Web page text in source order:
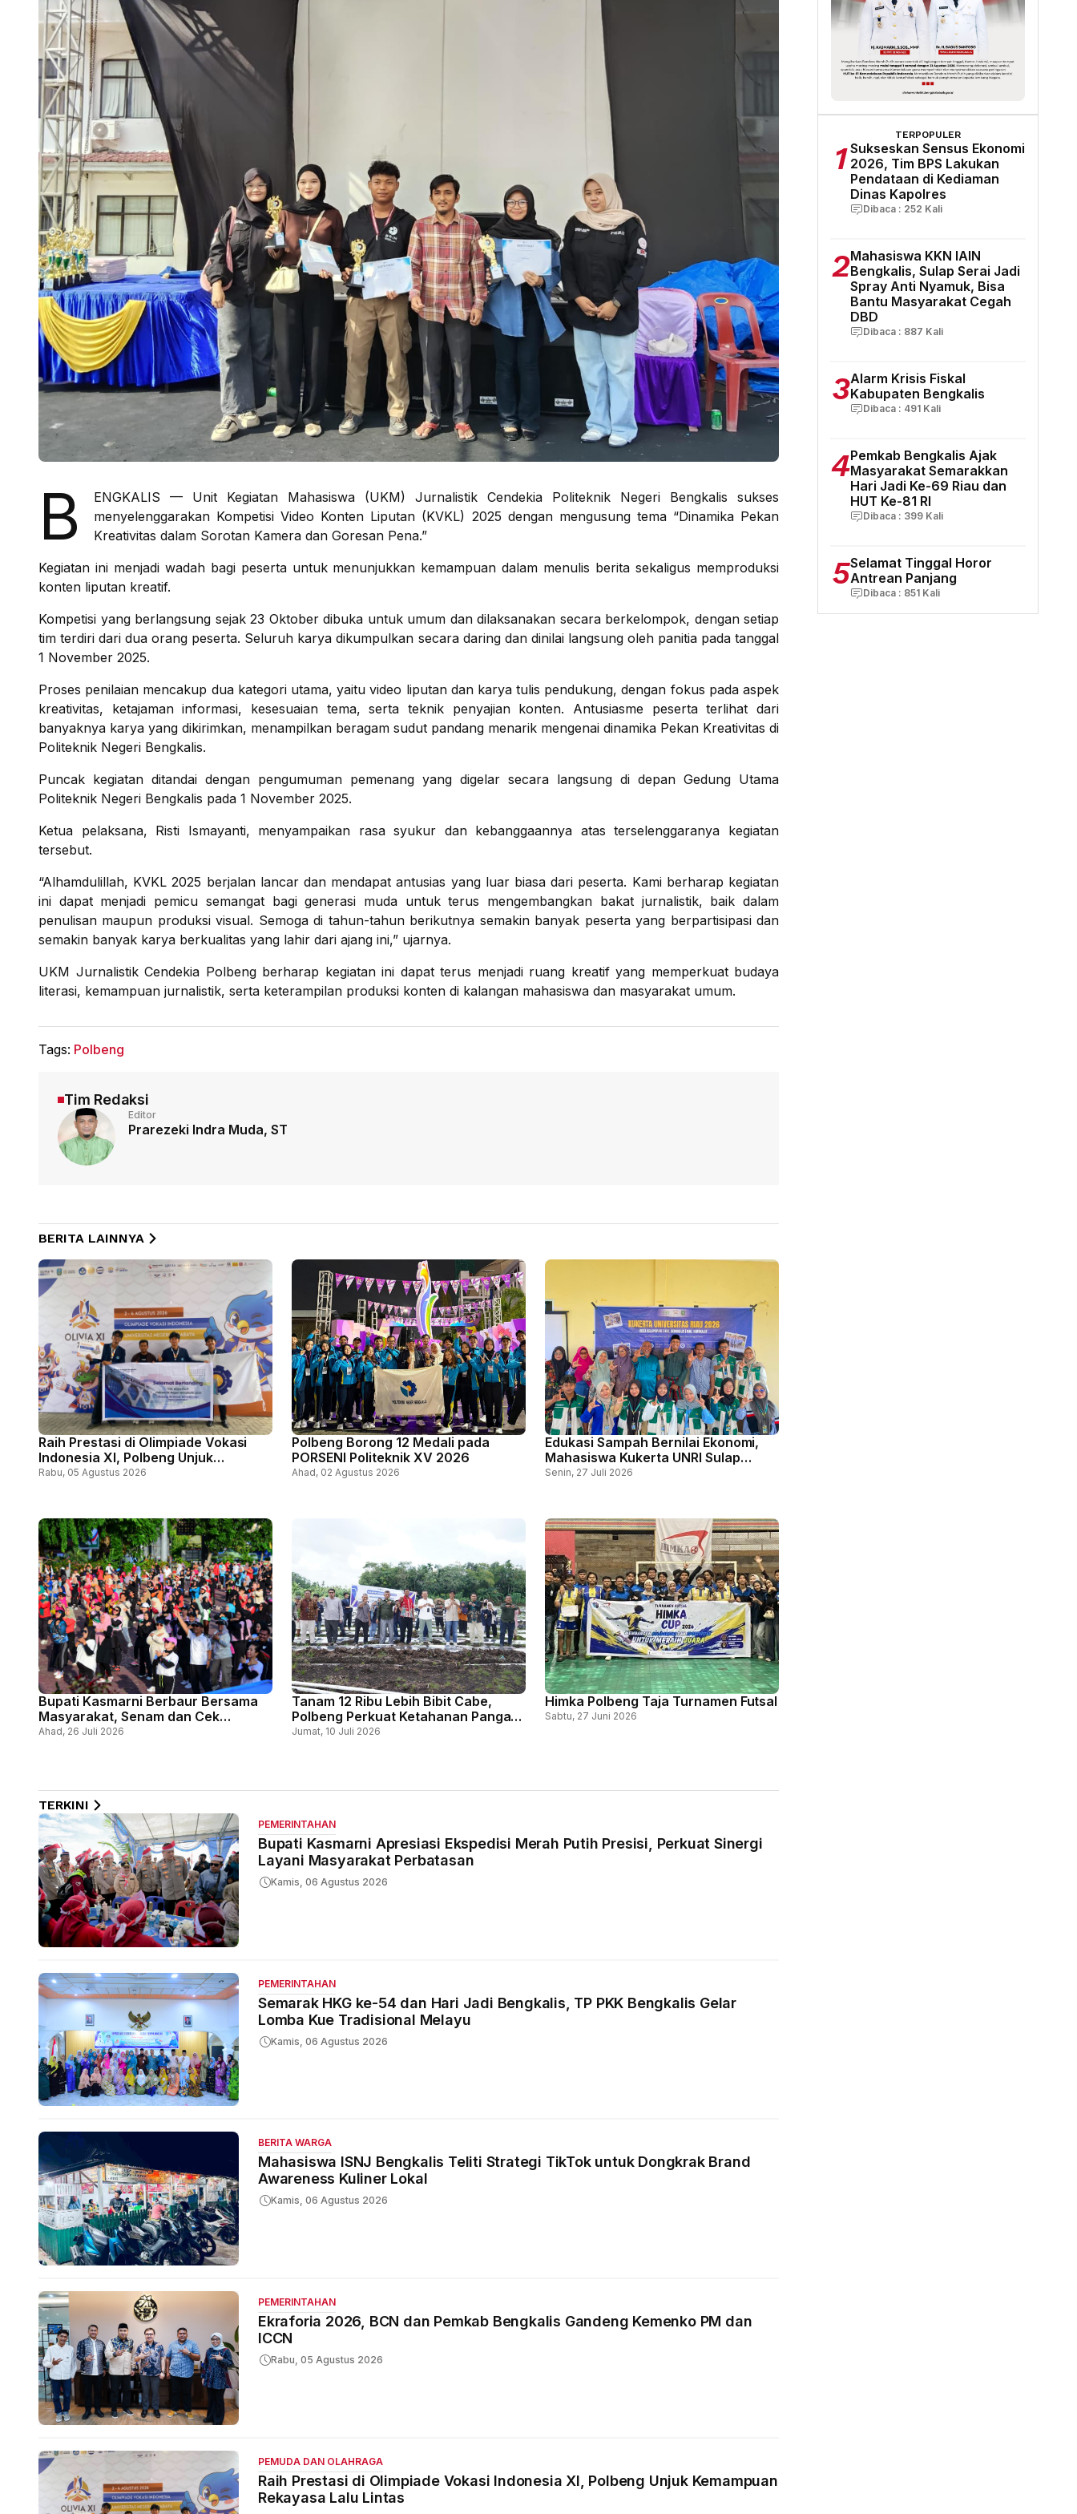
B
ENGKALIS — Unit Kegiatan Mahasiswa (UKM) Jurnalistik Cendekia Politeknik Negeri Bengkalis sukses
menyelenggarakan Kompetisi Video Konten Liputan (KVKL) 2025 dengan mengusung tema “Dinamika Pekan
Kreativitas dalam Sorotan Kamera dan Goresan Pena.”
Kegiatan ini menjadi wadah bagi peserta untuk menunjukkan kemampuan dalam menulis berita sekaligus memproduksi
konten liputan kreatif.
Kompetisi yang berlangsung sejak 23 Oktober dibuka untuk umum dan dilaksanakan secara berkelompok, dengan setiap
tim terdiri dari dua orang peserta. Seluruh karya dikumpulkan secara daring dan dinilai langsung oleh panitia pada tanggal
1 November 2025.
Proses penilaian mencakup dua kategori utama, yaitu video liputan dan karya tulis pendukung, dengan fokus pada aspek
kreativitas, ketajaman informasi, kesesuaian tema, serta teknik penyajian konten. Antusiasme peserta terlihat dari
banyaknya karya yang dikirimkan, menampilkan beragam sudut pandang menarik mengenai dinamika Pekan Kreativitas di
Politeknik Negeri Bengkalis.
Puncak kegiatan ditandai dengan pengumuman pemenang yang digelar secara langsung di depan Gedung Utama
Politeknik Negeri Bengkalis pada 1 November 2025.
Ketua pelaksana, Risti Ismayanti, menyampaikan rasa syukur dan kebanggaannya atas terselenggaranya kegiatan
tersebut.
“Alhamdulillah, KVKL 2025 berjalan lancar dan mendapat antusias yang luar biasa dari peserta. Kami berharap kegiatan
ini dapat menjadi pemicu semangat bagi generasi muda untuk terus mengembangkan bakat jurnalistik, baik dalam
penulisan maupun produksi visual. Semoga di tahun-tahun berikutnya semakin banyak peserta yang berpartisipasi dan
semakin banyak karya berkualitas yang lahir dari ajang ini,” ujarnya.
UKM Jurnalistik Cendekia Polbeng berharap kegiatan ini dapat terus menjadi ruang kreatif yang memperkuat budaya
literasi, kemampuan jurnalistik, serta keterampilan produksi konten di kalangan mahasiswa dan masyarakat umum.
Tags: Polbeng
Tim Redaksi
Editor
Prarezeki Indra Muda, ST
BERITA LAINNYA
Raih Prestasi di Olimpiade Vokasi
Indonesia XI, Polbeng Unjuk
Kemampuan Rekayasa Lalu Lintas
Rabu, 05 Agustus 2026
Polbeng Borong 12 Medali pada
PORSENI Politeknik XV 2026
Ahad, 02 Agustus 2026
Edukasi Sampah Bernilai Ekonomi,
Mahasiswa Kukerta UNRI Sulap
Limbah Plastik Jadi Paving Block
Senin, 27 Juli 2026
Bupati Kasmarni Berbaur Bersama
Masyarakat, Senam dan Cek
Kesehatan Meriahkan Hari Jadi ke-
Ahad, 26 Juli 2026
Tanam 12 Ribu Lebih Bibit Cabe,
Polbeng Perkuat Ketahanan Pangan
Desa Lewat Teknologi Tepat Guna
Jumat, 10 Juli 2026
Himka Polbeng Taja Turnamen Futsal
Sabtu, 27 Juni 2026
TERKINI
PEMERINTAHAN
Bupati Kasmarni Apresiasi Ekspedisi Merah Putih Presisi, Perkuat Sinergi
Layani Masyarakat Perbatasan
Kamis, 06 Agustus 2026
PEMERINTAHAN
Semarak HKG ke-54 dan Hari Jadi Bengkalis, TP PKK Bengkalis Gelar
Lomba Kue Tradisional Melayu
Kamis, 06 Agustus 2026
BERITA WARGA
Mahasiswa ISNJ Bengkalis Teliti Strategi TikTok untuk Dongkrak Brand
Awareness Kuliner Lokal
Kamis, 06 Agustus 2026
PEMERINTAHAN
Ekraforia 2026, BCN dan Pemkab Bengkalis Gandeng Kemenko PM dan
ICCN
Rabu, 05 Agustus 2026
PEMUDA DAN OLAHRAGA
Raih Prestasi di Olimpiade Vokasi Indonesia XI, Polbeng Unjuk Kemampuan
Rekayasa Lalu Lintas
TERPOPULER
1 Sukseskan Sensus Ekonomi
2026, Tim BPS Lakukan
Pendataan di Kediaman
Dinas Kapolres
Dibaca : 252 Kali
2Mahasiswa KKN IAIN
Bengkalis, Sulap Serai Jadi
Spray Anti Nyamuk, Bisa
Bantu Masyarakat Cegah
DBD
Dibaca : 887 Kali
3Alarm Krisis Fiskal
Kabupaten Bengkalis
Dibaca : 491 Kali
4Pemkab Bengkalis Ajak
Masyarakat Semarakkan
Hari Jadi Ke-69 Riau dan
HUT Ke-81 RI
Dibaca : 399 Kali
5Selamat Tinggal Horor
Antrean Panjang
Dibaca : 851 Kali